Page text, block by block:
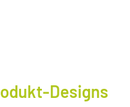
Designs